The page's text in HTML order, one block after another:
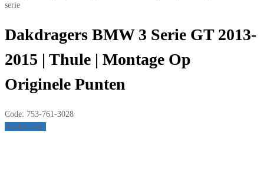
serie
Dakdragers BMW 3 Serie GT 2013-
2015 | Thule | Montage Op
Originele Punten
Code: 753-761-3028
Aanbieding!